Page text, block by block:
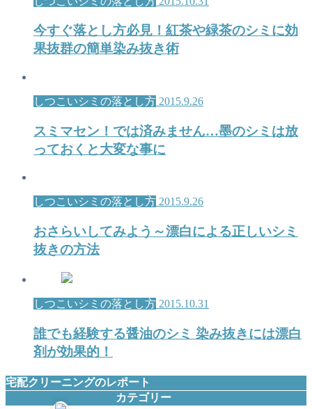
今すぐ落とし方必見！紅茶や緑茶のシミに効
果抜群の簡単染み抜き術
しつこいシミの落とし方 2015.9.26
スミマセン！では済みません…墨のシミは放
っておくと大変な事に
しつこいシミの落とし方 2015.9.26
おさらいしてみよう～漂白による正しいシミ
抜きの方法
しつこいシミの落とし方 2015.10.31
誰でも経験する醤油のシミ 染み抜きには漂白
剤が効果的！
宅配クリーニングのレポート
カテゴリー